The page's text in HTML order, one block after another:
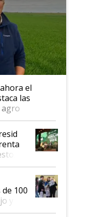
el
las
agro
veo
50100
y